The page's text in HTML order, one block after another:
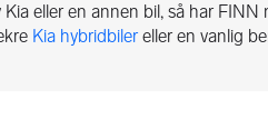
eller en annen bil, så har FINN
Kia hybridbiler eller en vanlig